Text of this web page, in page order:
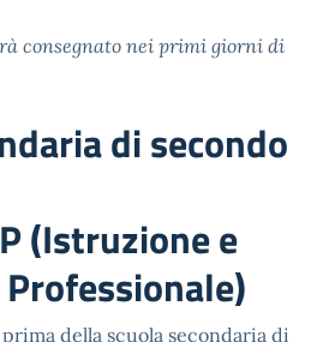
consegnato nei primi giorni di
di secondo
(Istruzione e
prima della scuola secondaria di